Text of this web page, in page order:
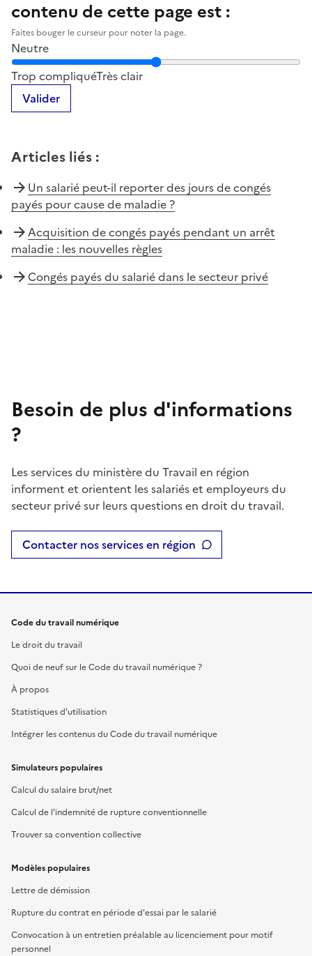
contenu de cette page est :
Faites bouger le curseur pour noter la page.
Neutre
Notez la clarté du contenu de cette page
Trop compliquéTrès clair
Valider
Articles liés :
Un salarié peut-il reporter des jours de congés
payés pour cause de maladie ?
Acquisition de congés payés pendant un arrêt
maladie : les nouvelles règles
Congés payés du salarié dans le secteur privé
Besoin de plus d'informations
?
Les services du ministère du Travail en région
informent et orientent les salariés et employeurs du
secteur privé sur leurs questions en droit du travail.
Contacter nos services en région
Code du travail numérique
Le droit du travail
Quoi de neuf sur le Code du travail numérique ?
À propos
Statistiques d'utilisation
Intégrer les contenus du Code du travail numérique
Simulateurs populaires
Calcul du salaire brut/net
Calcul de l'indemnité de rupture conventionnelle
Trouver sa convention collective
Modèles populaires
Lettre de démission
Rupture du contrat en période d'essai par le salarié
Convocation à un entretien préalable au licenciement pour motif
personnel